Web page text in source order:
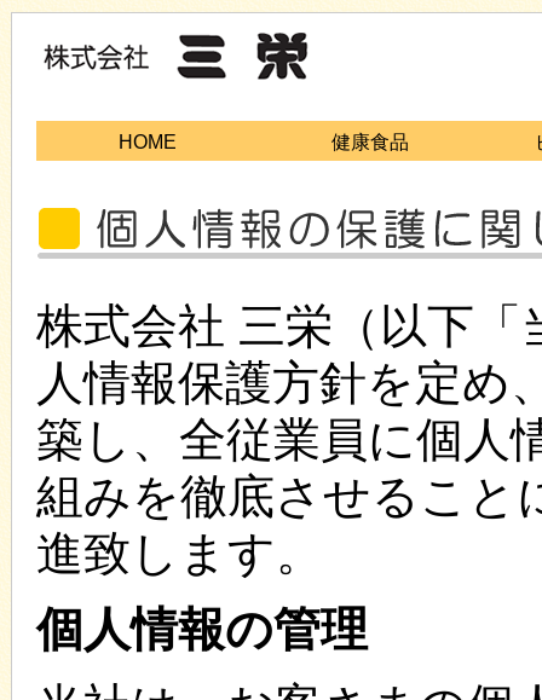
HOME 健康食品
株式会社 三栄（以下
人情報保護方針を定め
築し、全従業員に個人
組みを徹底させること
進致します。
個人情報の管理